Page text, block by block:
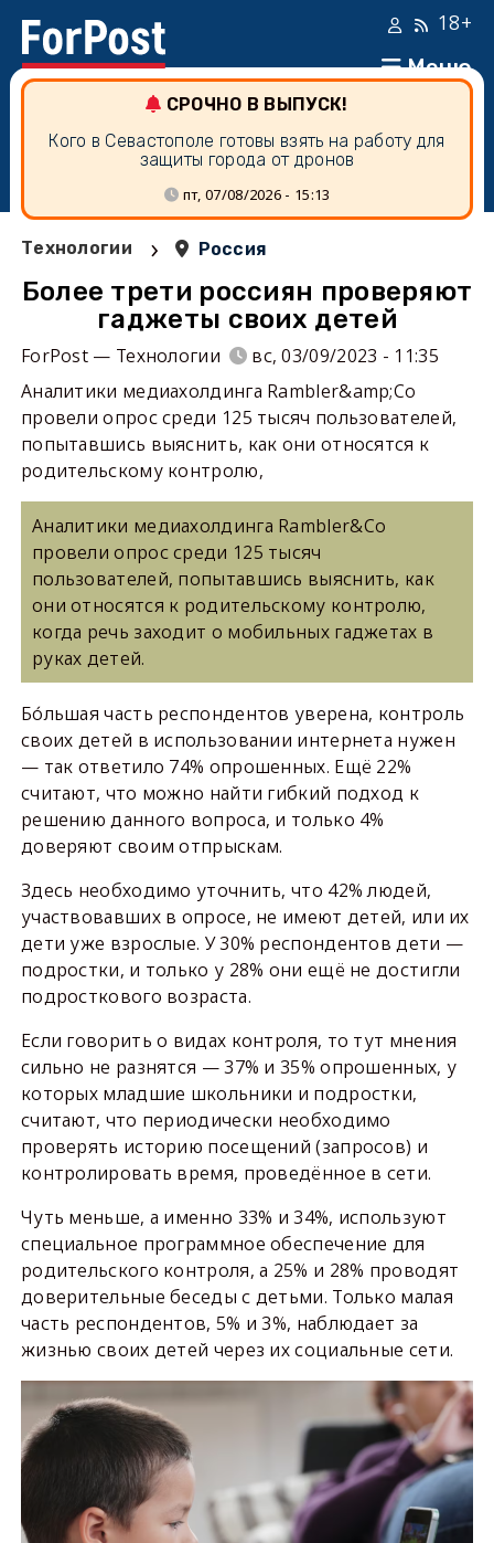
Меню
18+
СРОЧНО В ВЫПУСК!
Кого в Севастополе готовы взять на работу для
защиты города от дронов
пт, 07/08/2026 - 15:13
Технологии › Россия
Более трети россиян проверяют
гаджеты своих детей
ForPost — Технологии
вс, 03/09/2023 - 11:35
Аналитики медиахолдинга Rambler&amp;Co
провели опрос среди 125 тысяч пользователей,
попытавшись выяснить, как они относятся к
родительскому контролю,
Аналитики медиахолдинга Rambler&Co
провели опрос среди 125 тысяч
пользователей, попытавшись выяснить, как
они относятся к родительскому контролю,
когда речь заходит о мобильных гаджетах в
руках детей.
Бо́льшая часть респондентов уверена, контроль
своих детей в использовании интернета нужен
— так ответило 74% опрошенных. Ещё 22%
считают, что можно найти гибкий подход к
решению данного вопроса, и только 4%
доверяют своим отпрыскам.
Здесь необходимо уточнить, что 42% людей,
участвовавших в опросе, не имеют детей, или их
дети уже взрослые. У 30% респондентов дети —
подростки, и только у 28% они ещё не достигли
подросткового возраста.
Если говорить о видах контроля, то тут мнения
сильно не разнятся — 37% и 35% опрошенных, у
которых младшие школьники и подростки,
считают, что периодически необходимо
проверять историю посещений (запросов) и
контролировать время, проведённое в сети.
Чуть меньше, а именно 33% и 34%, используют
специальное программное обеспечение для
родительского контроля, а 25% и 28% проводят
доверительные беседы с детьми. Только малая
часть респондентов, 5% и 3%, наблюдает за
жизнью своих детей через их социальные сети.